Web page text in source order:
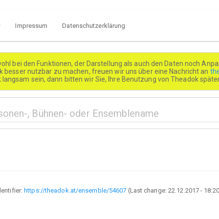
Impressum Datenschutzerklärung
bei den Funktionen, der Darstellung als auch den Daten noch
besser nutzbar zu machen, freuen wir uns über eine Nachricht an
sein, dann bitten wir Sie, Ihre Benutzung von Theadok
https://theadok.at/ensemble/54607 (Last change: 22.12.2017 - 18:20